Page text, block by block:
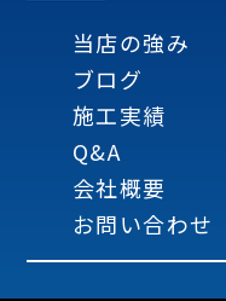
当店の強み
ブログ
施工実績
Q&A
会社概要
お問い合わせ